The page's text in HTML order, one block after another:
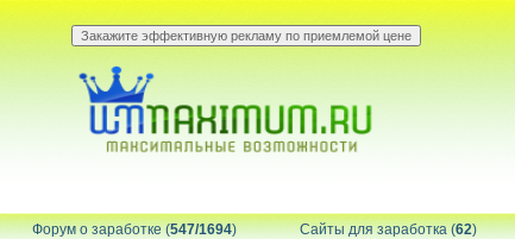
Форум о заработке (547/1694) Сайты для заработка (62)